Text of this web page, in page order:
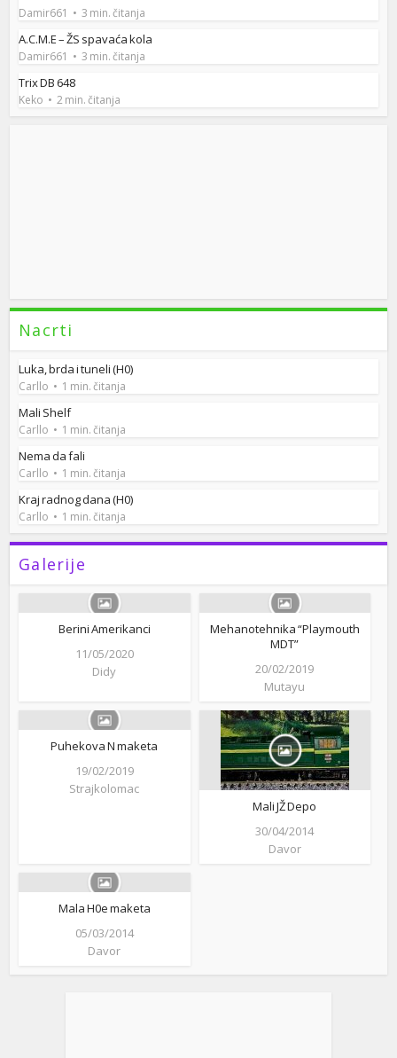
Damir661 3 min. čitanja
A.C.M.E – ŽS spavaća kola
Damir661 3 min. čitanja
Trix DB 648
Keko 2 min. čitanja
Nacrti
Luka, brda i tuneli (H0)
Carllo 1 min. čitanja
Mali Shelf
Carllo 1 min. čitanja
Nema da fali
Carllo 1 min. čitanja
Kraj radnog dana (H0)
Carllo 1 min. čitanja
Galerije
Berini Amerikanci
11/05/2020
Didy
Mehanotehnika “Playmouth
MDT”
20/02/2019
Mutayu
Puhekova N maketa
19/02/2019
Strajkolomac
Mali JŽ Depo
30/04/2014
Davor
Mala H0e maketa
05/03/2014
Davor